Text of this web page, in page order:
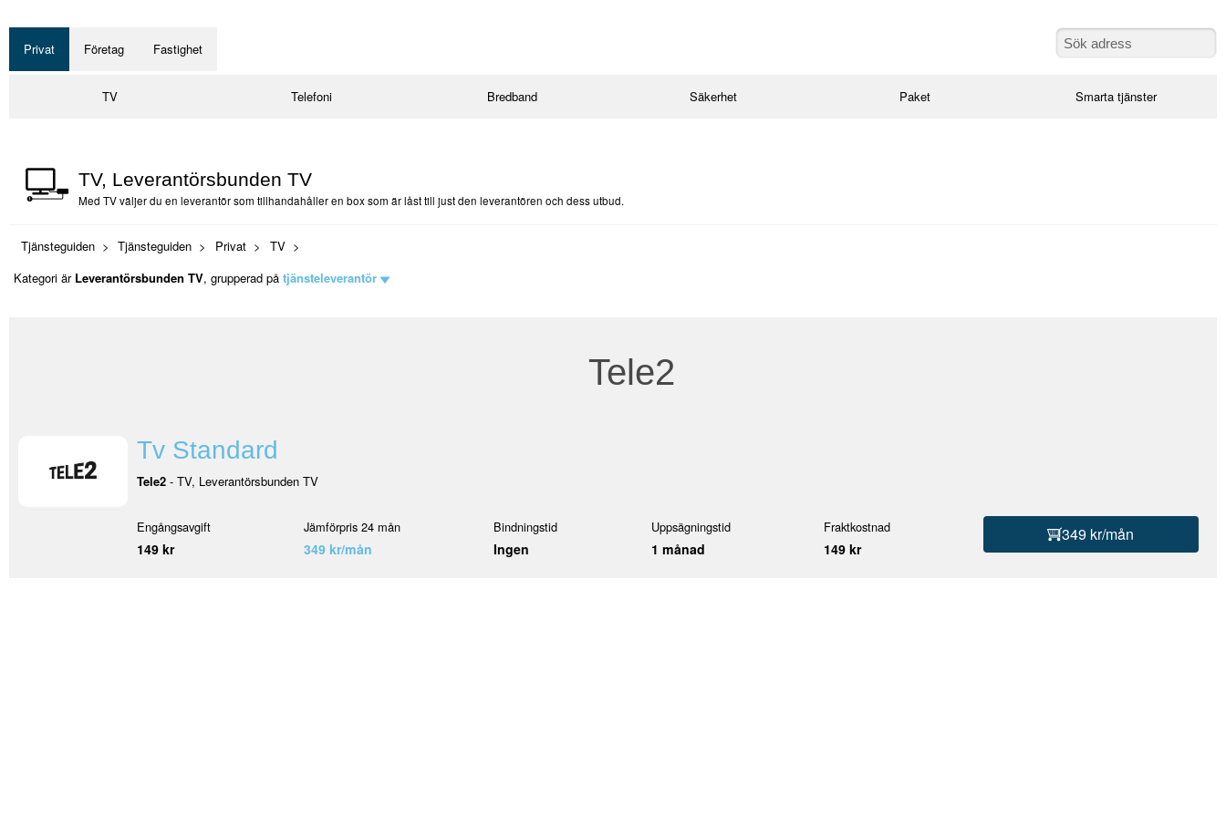
Privat Företag Fastighet
TV Telefoni Bredband Säkerhet Paket Smarta tjänster
TV, Leverantörsbunden TV
Med TV väljer du en leverantör som tillhandahåller en box som är låst till just den leverantören och dess utbud.
Tjänsteguiden Tjänsteguiden Privat
TV
Kategori är Leverantörsbunden TV, grupperad på tjänsteleverantör
Tele2
Tv Standard
Tele2 - TV, Leverantörsbunden TV
Engångsavgift
149 kr
Jämförpris 24 mån
349 kr/mån
Bindningstid
Ingen
Uppsägningstid
1 månad
Fraktkostnad
149 kr
349 kr/mån